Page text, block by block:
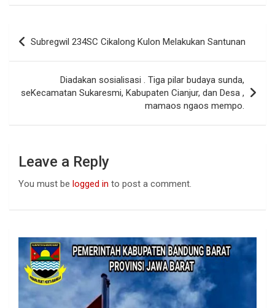
ce
b
o
k
at
s
A
p
p
ke
dI
n
Post
navigation
Subregwil 234SC Cikalong Kulon Melakukan Santunan
Diadakan sosialisasi . Tiga pilar budaya sunda,
seKecamatan Sukaresmi, Kabupaten Cianjur, dan Desa ,
mamaos ngaos mempo.
Leave a Reply
You must be logged in to post a comment.